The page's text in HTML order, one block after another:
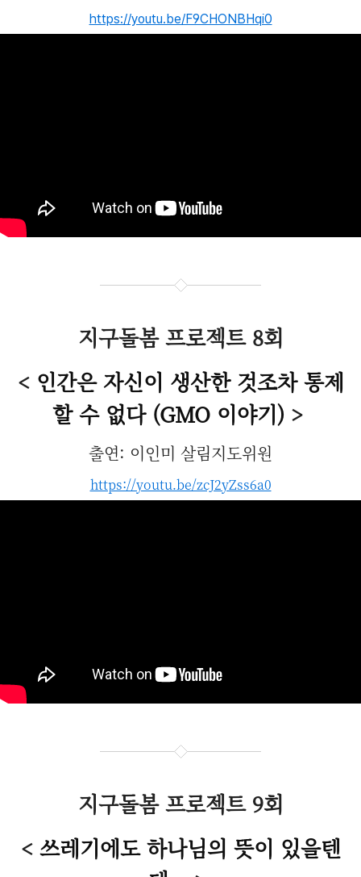
https://youtu.be/F9CHONBHqi0
지구돌봄 프로젝트 8회
< 인간은 자신이 생산한 것조차 통제
할 수 없다 (GMO 이야기) >
출연: 이인미 살림지도위원
https://youtu.be/zcJ2yZss6a0
지구돌봄 프로젝트 9회
< 쓰레기에도 하나님의 뜻이 있을텐